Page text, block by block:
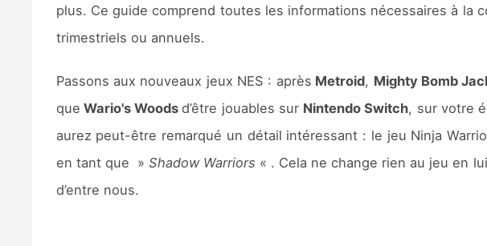
plus. Ce guide comprend toutes les informations nécessaires à la
trimestriels ou annuels.
Passons aux nouveaux jeux NES : après Metroid, Mighty Bomb
que Wario's Woodsd’être jouables sur Nintendo Switch, sur votre
aurez peut-être remarqué un détail intéressant : le jeu Ninja
en tant que » Shadow Warriors « . Cela ne change rien au jeu en
d’entre nous.